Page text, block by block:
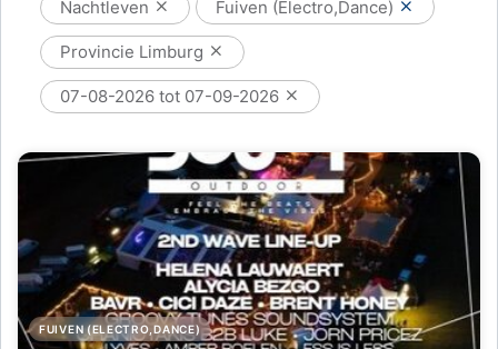
Nachtleven Fuiven (Electro,Dance)
Provincie Limburg
07-08-2026 tot 07-09-2026
FUIVEN (ELECTRO,DANCE)